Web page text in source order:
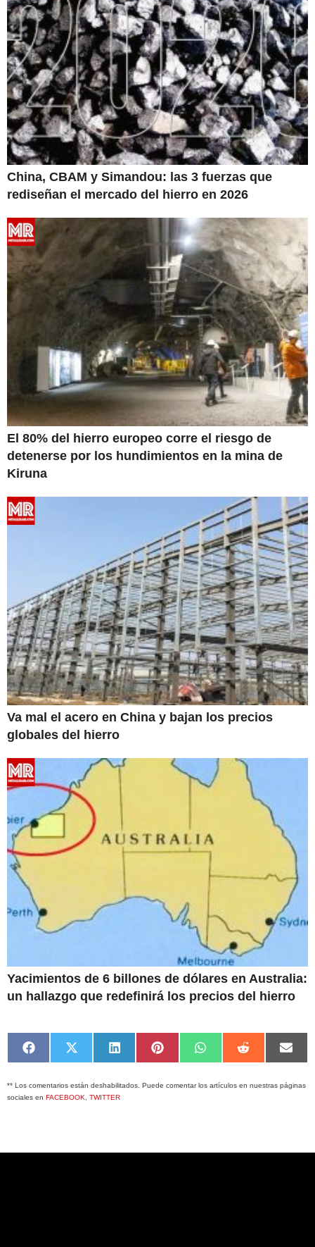
China, CBAM y Simandou: las 3 fuerzas que
rediseñan el mercado del hierro en 2026
El 80% del hierro europeo corre el riesgo de
detenerse por los hundimientos en la mina de
Kiruna
Va mal el acero en China y bajan los precios
globales del hierro
Yacimientos de 6 billones de dólares en Australia:
un hallazgo que redefinirá los precios del hierro
Compartir
en
Facebook
Compartir
en
X
(Twitter)
Compartir
en
LinkedIn
Compartir
en
Pinterest
Compartir
en
WhatsApp
Compartir
en
Reddit
en
** Los comentarios están deshabilitados. Puede comentar los artículos en nuestras páginas
sociales en FACEBOOK TWITTER